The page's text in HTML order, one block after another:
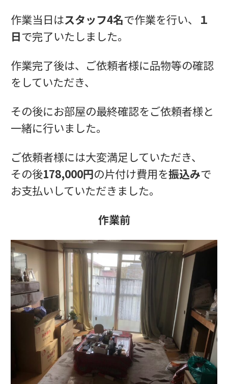
作業当日はスタッフ4名で作業を行い、
１
日で完了いたしました。
作業完了後は、ご依頼者様に品物等の確認
をしていただき、
その後にお部屋の最終確認をご依頼者様と
一緒に行いました。
ご依頼者様には大変満足していただき、
その後178,000円の片付け費用を振込みで
お支払いしていただきました。
作業前